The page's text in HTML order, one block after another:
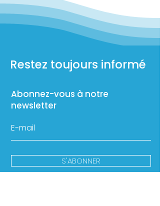
Restez toujours informé
Abonnez-vous à notre
newsletter
S'ABONNER